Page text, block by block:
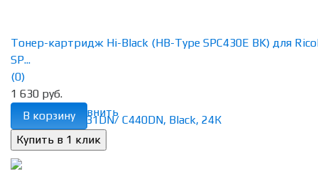
избранное сравнить
Тонер-картридж Hi-Black (HB-Type SPC430E BK) для
SP...
(0)
1 630 руб.
В корзину